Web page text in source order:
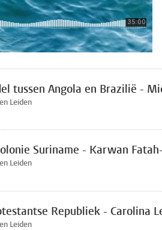
tussen Angola en Brazilië -
Leiden
Suriname - Karwan
Leiden
Republiek - Carolina
Leiden